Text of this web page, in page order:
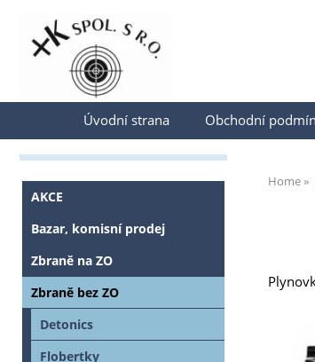
Přihlásit se
Úvodní strana Obchodní
Home
AKCE
Bazar, komisní prodej
Zbraně na ZO
Zbraně bez ZO
Detonics
Flobertky